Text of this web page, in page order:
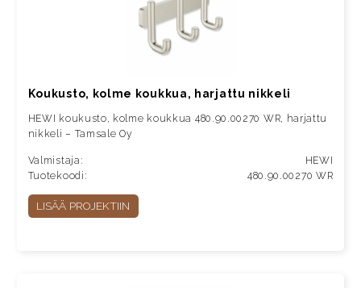
Koukusto, kolme koukkua, harjattu nikkeli
HEWI koukusto, kolme koukkua 480.90.00270 WR, harjattu
nikkeli – Tamsale Oy
Valmistaja:
HEWI
Tuotekoodi:
480.90.00270 WR
LISÄÄ PROJEKTIIN